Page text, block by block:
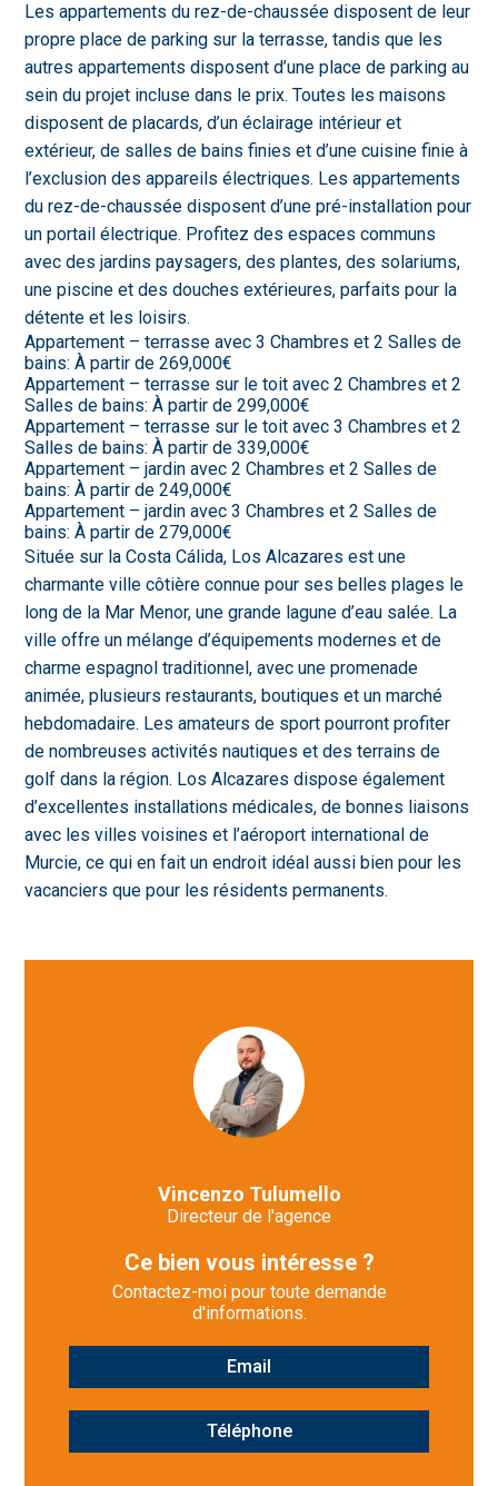
Les appartements du rez-de-chaussée disposent de leur
propre place de parking sur la terrasse, tandis que les
autres appartements disposent d’une place de parking au
sein du projet incluse dans le prix. Toutes les maisons
disposent de placards, d’un éclairage intérieur et
extérieur, de salles de bains finies et d’une cuisine finie à
l’exclusion des appareils électriques. Les appartements
du rez-de-chaussée disposent d’une pré-installation pour
un portail électrique. Profitez des espaces communs
avec des jardins paysagers, des plantes, des solariums,
une piscine et des douches extérieures, parfaits pour la
détente et les loisirs.
Appartement – terrasse avec 3 Chambres et 2 Salles de
bains: À partir de 269,000€
Appartement – terrasse sur le toit avec 2 Chambres et 2
Salles de bains: À partir de 299,000€
Appartement – terrasse sur le toit avec 3 Chambres et 2
Salles de bains: À partir de 339,000€
Appartement – jardin avec 2 Chambres et 2 Salles de
bains: À partir de 249,000€
Appartement – jardin avec 3 Chambres et 2 Salles de
bains: À partir de 279,000€
Située sur la Costa Cálida, Los Alcazares est une
charmante ville côtière connue pour ses belles plages le
long de la Mar Menor, une grande lagune d’eau salée. La
ville offre un mélange d’équipements modernes et de
charme espagnol traditionnel, avec une promenade
animée, plusieurs restaurants, boutiques et un marché
hebdomadaire. Les amateurs de sport pourront profiter
de nombreuses activités nautiques et des terrains de
golf dans la région. Los Alcazares dispose également
d’excellentes installations médicales, de bonnes liaisons
avec les villes voisines et l’aéroport international de
Murcie, ce qui en fait un endroit idéal aussi bien pour les
vacanciers que pour les résidents permanents.
Vincenzo Tulumello
Directeur de l'agence
Ce bien vous intéresse ?
Contactez-moi pour toute demande
d'informations.
Email
Téléphone